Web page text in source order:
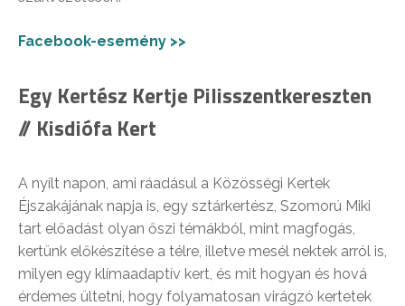
Facebook-esemény >>
Egy Kertész Kertje Pilisszentkereszten
// Kisdiófa Kert
A nyílt napon, ami ráadásul a Közösségi Kertek
Éjszakájának napja is, egy sztárkertész, Szomorú Miki
tart előadást olyan őszi témákból, mint magfogás,
kertünk előkészítése a télre, illetve mesél nektek arról is,
milyen egy klímaadaptív kert, és mit hogyan és hová
érdemes ültetni, hogy folyamatosan virágzó kertetek